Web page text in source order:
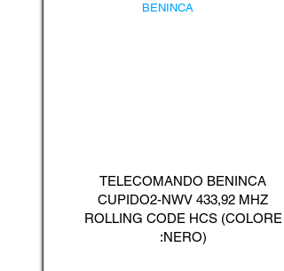
BENINCA
TELECOMANDO BENINCA
CUPIDO2-NWV 433,92 MHZ
ROLLING CODE HCS (COLORE
:NERO)